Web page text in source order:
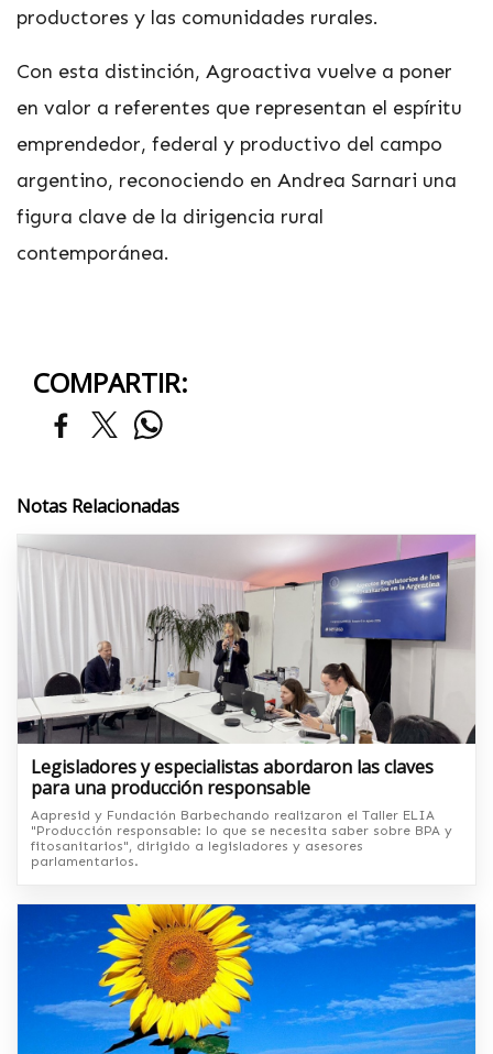
productores y las comunidades rurales.
Con esta distinción, Agroactiva vuelve a poner
en valor a referentes que representan el espíritu
emprendedor, federal y productivo del campo
argentino, reconociendo en Andrea Sarnari una
figura clave de la dirigencia rural
contemporánea.
COMPARTIR:
Notas Relacionadas
Legisladores y especialistas abordaron las claves
para una producción responsable
Aapresid y Fundación Barbechando realizaron el Taller ELIA
"Producción responsable: lo que se necesita saber sobre BPA y
fitosanitarios", dirigido a legisladores y asesores
parlamentarios.